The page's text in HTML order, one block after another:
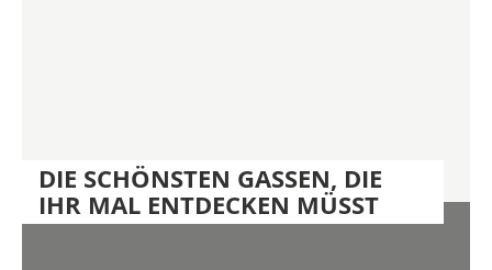
DIE SCHÖNSTEN GASSEN, DIE
IHR MAL ENTDECKEN MÜSST